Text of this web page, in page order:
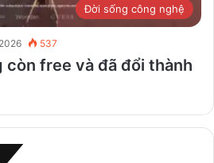
Đời sống công nghệ
537
còn free và đã đổi thành